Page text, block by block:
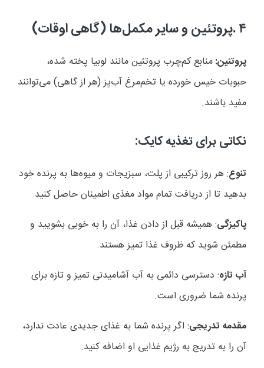
۴.پروتئین و سایر مکمل‌ها (گاهی اوقات)
پروتئین:منابع کم‌چرب پروتئین مانند لوبیا پخته شده،
حبوبات خیس خورده یا تخم‌مرغ آب‌پز (هر از گاهی) می‌توانند
مفید باشند.
نکاتی برای تغذیه کایک:
تنوع: هر روز ترکیبی از پلت، سبزیجات و میوه‌ها به پرنده خود
بدهید تا از دریافت تمام مواد مغذی اطمینان حاصل کنید.
پاکیزگی: همیشه قبل از دادن غذا، آن را به خوبی بشویید و
مطمئن شوید که ظروف غذا تمیز هستند.
آب تازه: دسترسی دائمی به آب آشامیدنی تمیز و تازه برای
پرنده شما ضروری است.
مقدمه تدریجی: اگر پرنده شما به غذای جدیدی عادت ندارد،
آن را به تدریج به رژیم غذایی او اضافه کنید.